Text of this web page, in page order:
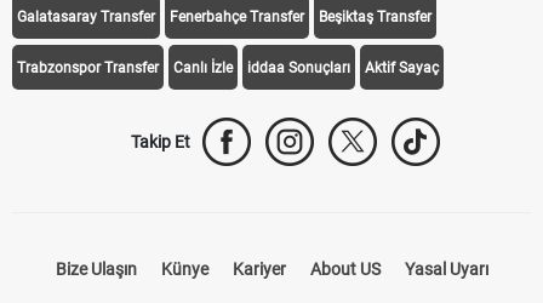
Galatasaray Transfer Fenerbahçe Transfer Beşiktaş Transfer
Trabzonspor Transfer Canlı İzle iddaa Sonuçları Aktif Sayaç
Takip Et
Bize Ulaşın Künye Kariyer About US Yasal Uyarı